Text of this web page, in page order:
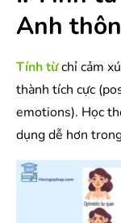
Anh
Tính từchỉ cảm
thành tích cực
emotions). Học
dụng dễ hơn